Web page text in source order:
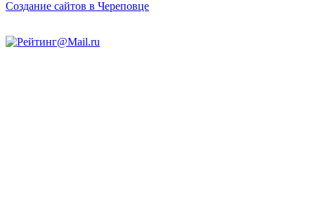
Создание сайтов в Череповце